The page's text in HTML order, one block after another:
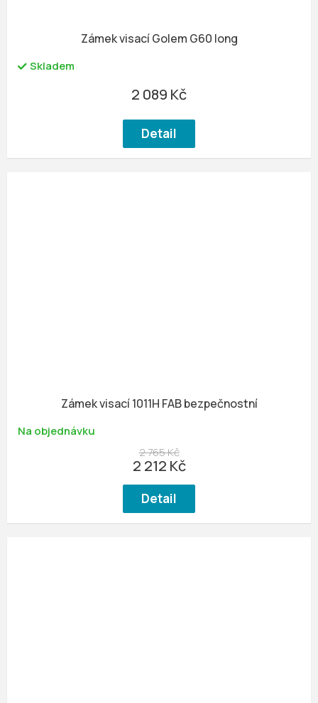
Zámek visací Golem G60 long
Skladem
2 089 Kč
Detail
Zámek visací 1011H FAB bezpečnostní
Na objednávku
2 765 Kč
2 212 Kč
Detail